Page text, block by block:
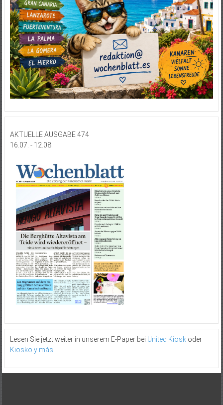
AKTUELLE AUSGABE 474
16.07. - 12.08.
Lesen Sie jetzt weiter in unserem E-Paper bei United Kioskoder
Kiosko y más.